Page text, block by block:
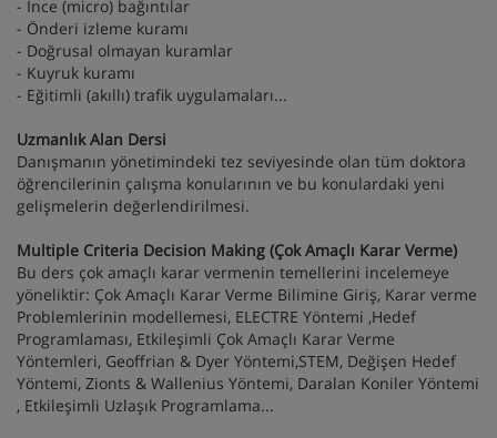
- İnce (micro) bağıntılar
- Önderi izleme kuramı
- Doğrusal olmayan kuramlar
- Kuyruk kuramı
- Eğitimli (akıllı) trafik uygulamaları...
Uzmanlık Alan Dersi
Danışmanın yönetimindeki tez seviyesinde olan tüm doktora
öğrencilerinin çalışma konularının ve bu konulardaki yeni
gelişmelerin değerlendirilmesi.
Multiple Criteria Decision Making (Çok Amaçlı Karar Verme)
Bu ders çok amaçlı karar vermenin temellerini incelemeye
yöneliktir: Çok Amaçlı Karar Verme Bilimine Giriş, Karar verme
Problemlerinin modellemesi, ELECTRE Yöntemi ,Hedef
Programlaması, Etkileşimli Çok Amaçlı Karar Verme
Yöntemleri, Geoffrian & Dyer Yöntemi,STEM, Değişen Hedef
Yöntemi, Zionts & Wallenius Yöntemi, Daralan Koniler Yöntemi
, Etkileşimli Uzlaşık Programlama...